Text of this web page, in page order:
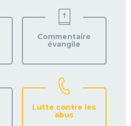
PAROISSE
Commentaire
évangile
Lutte contre les
abus